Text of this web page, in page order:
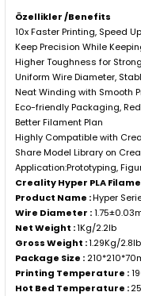
Özellikler /Benefits
10x Faster Printing, Speed
Keep Precision While
Higher Toughness for
Uniform Wire Diameter,
Neat Winding with Smooth
Eco-friendly Packaging,
Better Filament Plan
Highly Compatible with
Share Model Library on
Application:Prototyping,
Creality Hyper PLA
Product Name :Hyper
Wire Diameter :
Net Weight :1Kg/2.2lb
Gross Weight :1.29Kg/2.8lb
Package Size :
Printing Temperature :
Hot Bed Temperature :